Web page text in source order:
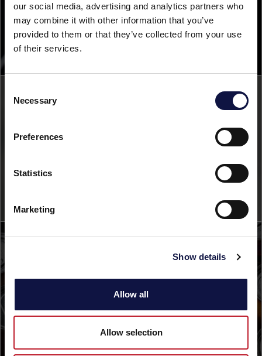
our social media, advertising and analytics partners who
may combine it with other information that you’ve
provided to them or that they’ve collected from your use
of their services.
Selection
Necessary
Preferences
Statistics
Marketing
Show details
Allow all
Allow selection
Geschäftskunden.
Dienstleistungen und Informationen sind ausschließlich für
professionelle Kunden, Unternehmen und Gewerbetreibende
ÖNOLOGIE
NEXT